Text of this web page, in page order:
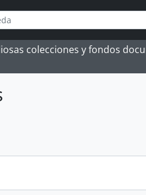
colecciones y fondos